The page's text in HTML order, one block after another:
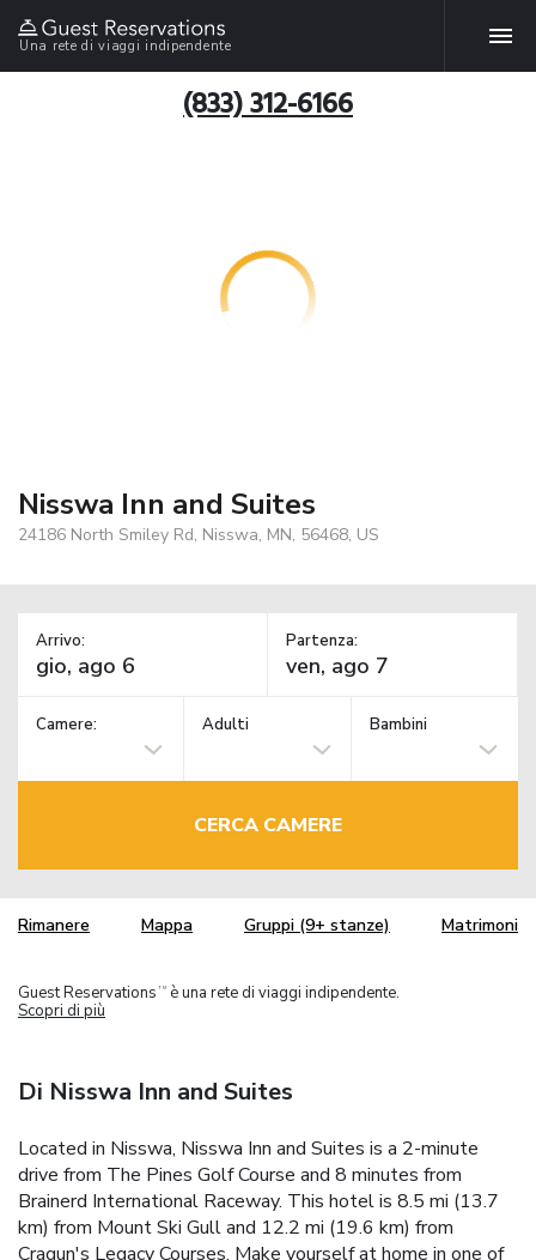
Una rete di viaggi indipendente
(833) 312-6166
Nisswa Inn and Suites
24186 North Smiley Rd, Nisswa, MN, 56468, US
Arrivo: Partenza:
Camere: Adulti Bambini
CERCA CAMERE
Rimanere Mappa Gruppi (9+ stanze) Matrimoni
Guest Reservations TM
è una rete di viaggi indipendente.
Scopri di più
Di Nisswa Inn and Suites
Located in Nisswa, Nisswa Inn and Suites is a 2-minute
drive from The Pines Golf Course and 8 minutes from
Brainerd International Raceway. This hotel is 8.5 mi (13.7
km) from Mount Ski Gull and 12.2 mi (19.6 km) from
Cragun's Legacy Courses. Make yourself at home in one of